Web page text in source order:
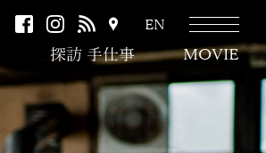
facebookinstagram
RSS
ク
セ
ス
EN
探訪 手仕事 MOVIE